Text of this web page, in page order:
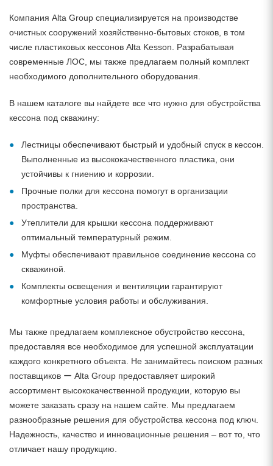
Компания Alta Group специализируется на производстве
очистных сооружений хозяйственно-бытовых стоков, в том
числе пластиковых кессонов Alta Kesson. Разрабатывая
современные ЛОС, мы также предлагаем полный комплект
необходимого дополнительного оборудования.
В нашем каталоге вы найдете все что нужно для обустройства
кессона под скважину:
Лестницы обеспечивают быстрый и удобный спуск в кессон.
Выполненные из высококачественного пластика, они
устойчивы к гниению и коррозии.
Прочные полки для кессона помогут в организации
пространства.
Утеплители для крышки кессона поддерживают
оптимальный температурный режим.
Муфты обеспечивают правильное соединение кессона со
скважиной.
Комплекты освещения и вентиляции гарантируют
комфортные условия работы и обслуживания.
Мы также предлагаем комплексное обустройство кессона,
предоставляя все необходимое для успешной эксплуатации
каждого конкретного объекта. Не занимайтесь поиском разных
поставщиков ー Alta Group предоставляет широкий
ассортимент высококачественной продукции, которую вы
можете заказать сразу на нашем сайте. Мы предлагаем
разнообразные решения для обустройства кессона под ключ.
Надежность, качество и инновационные решения – вот то, что
отличает нашу продукцию.